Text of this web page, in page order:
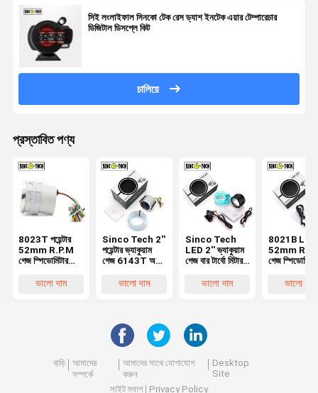
সিই লংলাইফাল সিনকো টেক রেস ড্যাশ ইনটেক এয়ার টেম্পারেচার
ডিজিটাল ডিসপ্লে কিট
চালিয়ে
প্রস্তাবিত পণ্য
8023T পয়েন্টার
52mm R.P.M
গেজ স্পিডোমিটার
মোবাইল লেড
ভালো দাম
Sinco Tech 2''
পয়েন্টার ভ্যাকুয়াম
গেজ 6143T অটো
ভালো দাম
Sinco Tech
LED 2'' ভ্যাকুয়াম
গেজ বার টার্বো মিটার
মোবাইল LED
ভালো দাম
8021B LED
52mm
গেজ স্পিডোমিটার
ডিসপ্লেভালো দাম
বাড়ি
আমাদের
সম্পর্কে
আমাদের সাথে যোগাযোগ
করুন
Desktop
Site
সাইট ম্যাপ
Privacy Policy